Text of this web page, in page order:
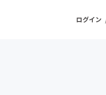
ログイン